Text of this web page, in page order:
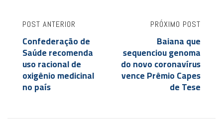
POST ANTERIOR
Confederação de
Saúde recomenda
uso racional de
oxigênio medicinal
no país
PRÓXIMO POST
Baiana que
sequenciou genoma
do novo coronavírus
vence Prêmio Capes
de Tese